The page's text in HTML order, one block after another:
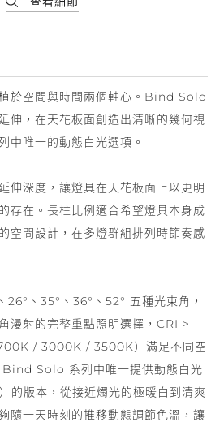
於空間與時間兩個軸心。Bind Solo
伸，在天花板面創造出清晰的幾何視
中唯一的動態白光選項。
伸深度，讓燈具在天花板面上以更明
存在。長柱比例適合希望燈具本身成
空間設計，在多燈群組排列時節奏感
26°、35°、36°、52° 五種光束角，
漫射的完整重點照明選擇，CRI >
/ 3000K / 3500K）滿足不同空
Bind Solo 系列中唯一提供動態白光
的版本，從接近燭光的極暖白到清爽
隨一天時刻的推移動態調節色溫，讓